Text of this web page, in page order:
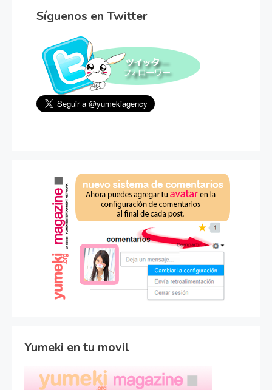
Síguenos en Twitter
Yumeki en tu movil